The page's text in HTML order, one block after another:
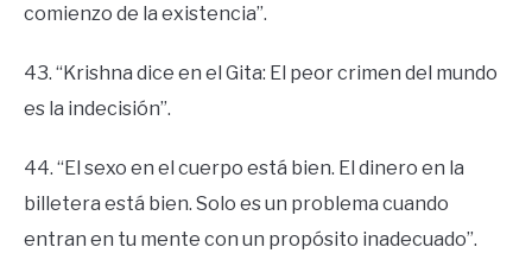
comienzo de la existencia”.
43. “Krishna dice en el Gita: El peor crimen del mundo
es la indecisión”.
44. “El sexo en el cuerpo está bien. El dinero en la
billetera está bien. Solo es un problema cuando
entran en tu mente con un propósito inadecuado”.